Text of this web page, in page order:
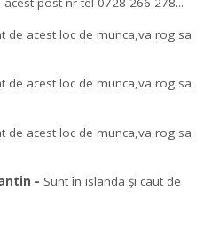
de acest loc de munca,va rog sa
de acest loc de munca,va rog sa
de acest loc de munca,va rog sa
- Sunt în islanda și caut de